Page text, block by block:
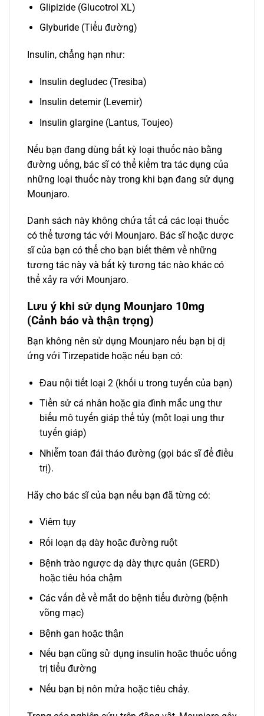
Glipizide (Glucotrol XL)
Glyburide (Tiểu đường)
Insulin, chẳng hạn như:
Insulin degludec (Tresiba)
Insulin detemir (Levemir)
Insulin glargine (Lantus, Toujeo)
Nếu bạn đang dùng bất kỳ loại thuốc nào bằng
đường uống, bác sĩ có thể kiểm tra tác dụng của
những loại thuốc này trong khi bạn đang sử dụng
Mounjaro.
Danh sách này không chứa tất cả các loại thuốc
có thể tương tác với Mounjaro. Bác sĩ hoặc dược
sĩ của bạn có thể cho bạn biết thêm về những
tương tác này và bất kỳ tương tác nào khác có
thể xảy ra với Mounjaro.
Lưu ý khi sử dụng Mounjaro 10mg
(Cảnh báo và thận trọng)
Bạn không nên sử dụng Mounjaro nếu bạn bị dị
ứng với Tirzepatide hoặc nếu bạn có:
Đau nội tiết loại 2 (khối u trong tuyến của bạn)
Tiền sử cá nhân hoặc gia đình mắc ung thư
biểu mô tuyến giáp thể tủy (một loại ung thư
tuyến giáp)
Nhiễm toan đái tháo đường (gọi bác sĩ để điều
trị).
Hãy cho bác sĩ của bạn nếu bạn đã từng có:
Viêm tụy
Rối loạn dạ dày hoặc đường ruột
Bệnh trào ngược dạ dày thực quản (GERD)
hoặc tiêu hóa chậm
Các vấn đề về mắt do bệnh tiểu đường (bệnh
võng mạc)
Bệnh gan hoặc thận
Nếu bạn cũng sử dụng insulin hoặc thuốc uống
trị tiểu đường
Nếu bạn bị nôn mửa hoặc tiêu chảy.